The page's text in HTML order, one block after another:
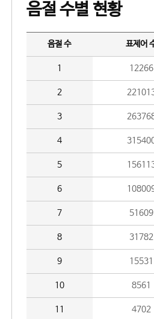
음절 수별 현황
음절 수 표제어
1 12266
2
3
4
5
6
7 51609
8 31782
9 15531
10 8561
11 4702